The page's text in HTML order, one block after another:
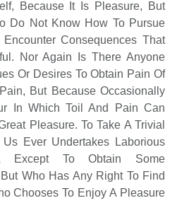
Because It Is Pleasure, But
Do Not Know How To Pursue
Consequences That
Nor Again Is There Anyone
Or Desires To Obtain Pain Of
But Because Occasionally
In Which Toil And Pain Can
Pleasure. To Take A Trivial
Ever Undertakes Laborious
Except To Obtain Some
Who Has Any Right To Find
Chooses To Enjoy A Pleasure